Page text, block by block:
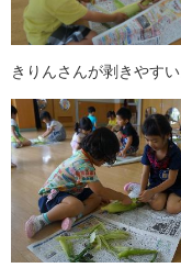
きりんさんが剥きやす